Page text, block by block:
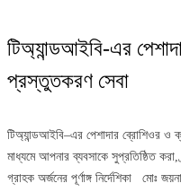
টিঅ্যান্ডআইবি-এর
প্রস্তুতকরণ সেবা
টিঅ্যান্ডআইবি–এর পেশাদার ব্রোশিওর ও
মাধ্যমে আপনার ব্যবসাকে সুপ্রতিষ্ঠিত
গ্রাহক অর্জনের পূর্ণাঙ্গ নির্দেশিকা মোঃ